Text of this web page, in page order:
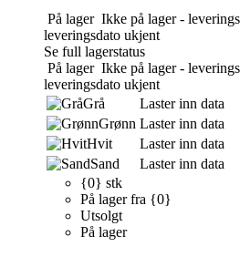
På lager Ikke på lager -
leveringsdato ukjent
Se full lagerstatus
På lager Ikke på lager -
leveringsdato ukjent
Grå
Laster inn data
Grønn Laster inn data
Hvit
Laster inn data
Sand
Laster inn data
{0} stk
På lager fra {0}
Utsolgt
På lager